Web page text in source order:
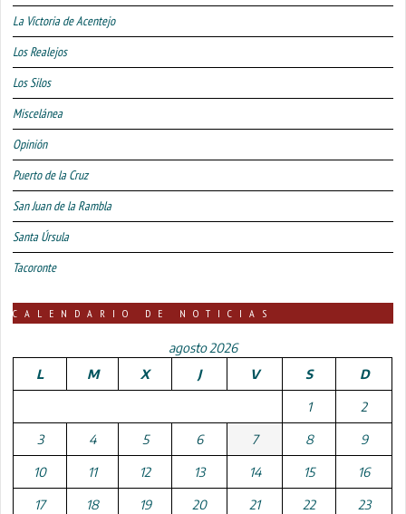
La Victoria de Acentejo
Los Realejos
Los Silos
Miscelánea
Opinión
Puerto de la Cruz
San Juan de la Rambla
Santa Úrsula
Tacoronte
CALENDARIO DE NOTICIAS
agosto 2026
L
M X J V S D
1 2
3 4 5 6 7 8 9
10 11 12 13 14 15 16
17 18 19 20 21 22 23